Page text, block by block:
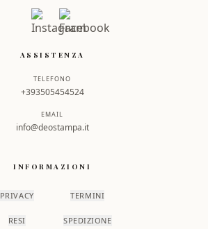
ASSISTENZA
TELEFONO
+393505454524
EMAIL
info@deostampa.it
INFORMAZIONI
PRIVACY TERMINI
RESI SPEDIZIONE